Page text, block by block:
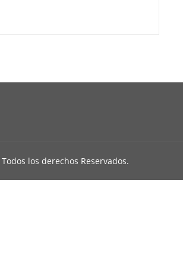
los derechos Reservados.